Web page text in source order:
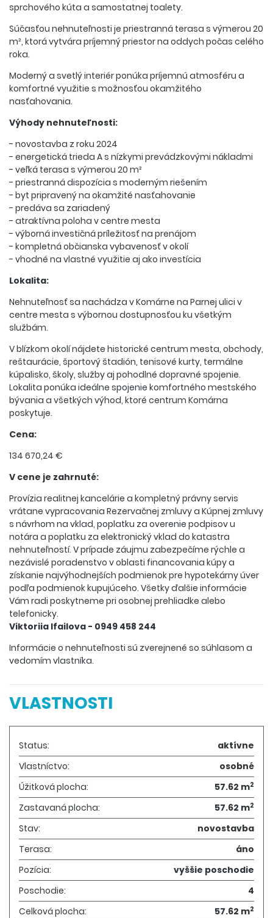
sprchového kúta a samostatnej toalety.
Súčasťou nehnuteľnosti je priestranná terasa s výmerou 20
m², ktorá vytvára príjemný priestor na oddych počas celého
roka.
Moderný a svetlý interiér ponúka príjemnú atmosféru a
komfortné využitie s možnosťou okamžitého
nasťahovania.
Výhody nehnuteľnosti:
- novostavba z roku 2024
- energetická trieda A s nízkymi prevádzkovými nákladmi
- veľká terasa s výmerou 20 m²
- priestranná dispozícia s moderným riešením
- byt pripravený na okamžité nasťahovanie
- predáva sa zariadený
- atraktívna poloha v centre mesta
- výborná investičná príležitosť na prenájom
- kompletná občianska vybavenosť v okolí
- vhodné na vlastné využitie aj ako investícia
Lokalita:
Nehnuteľnosť sa nachádza v Komárne na Parnej ulici v
centre mesta s výbornou dostupnosťou ku všetkým
službám.
V blízkom okolí nájdete historické centrum mesta, obchody,
reštaurácie, športový štadión, tenisové kurty, termálne
kúpalisko, školy, služby aj pohodlné dopravné spojenie.
Lokalita ponúka ideálne spojenie komfortného mestského
bývania a všetkých výhod, ktoré centrum Komárna
poskytuje.
Cena:
134 670,24 €
V cene je zahrnuté:
Provízia realitnej kancelárie a kompletný právny servis
vrátane vypracovania Rezervačnej zmluvy a Kúpnej zmluvy
s návrhom na vklad, poplatku za overenie podpisov u
notára a poplatku za elektronický vklad do katastra
nehnuteľností. V prípade záujmu zabezpečíme rýchle a
nezávislé poradenstvo v oblasti financovania kúpy a
získanie najvýhodnejších podmienok pre hypotekárny úver
podľa podmienok kupujúceho. Všetky ďalšie informácie
Vám radi poskytneme pri osobnej prehliadke alebo
telefonicky.
Viktoriia Ifailova - 0949 458 244
Informácie o nehnuteľnosti sú zverejnené so súhlasom a
vedomím vlastníka.
VLASTNOSTI
Status:
aktívne
Vlastníctvo:
osobné
Úžitková plocha:
57.62 m2
Zastavaná plocha: 57.62 m2
Stav:
novostavba
Terasa:
áno
Pozícia:
vyššie poschodie
Poschodie:
4
Celková plocha:
57.62 m2